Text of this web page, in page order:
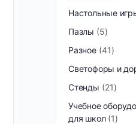
Настольные
Пазлы
5
Разное 41
Светофоры и
Стенды
21
Учебное
для школ 1